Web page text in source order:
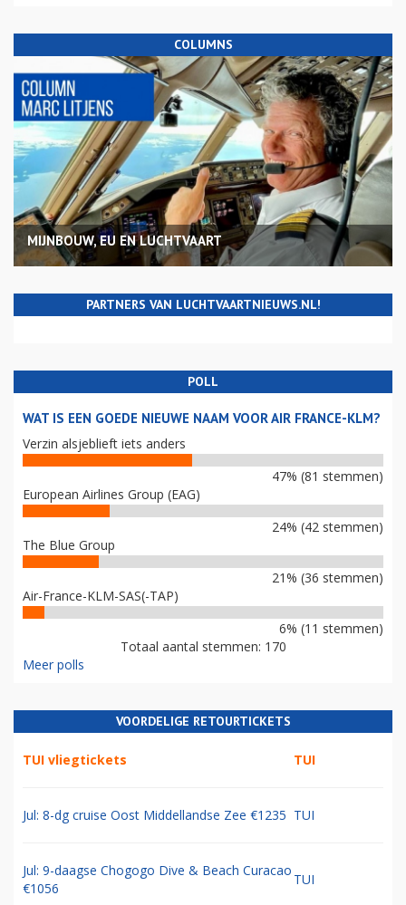
COLUMNS
MIJNBOUW, EU EN LUCHTVAART
PARTNERS VAN LUCHTVAARTNIEUWS.NL!
POLL
WAT IS EEN GOEDE NIEUWE NAAM VOOR AIR FRANCE-KLM?
Verzin alsjeblieft iets anders
47% (81 stemmen)
European Airlines Group (EAG)
24% (42 stemmen)
The Blue Group
21% (36 stemmen)
Air-France-KLM-SAS(-TAP)
6% (11 stemmen)
Totaal aantal stemmen: 170
Meer polls
VOORDELIGE RETOURTICKETS
TUI vliegtickets TUI
Jul: 8-dg cruise Oost Middellandse Zee €1235 TUI
Jul: 9-daagse Chogogo Dive & Beach Curacao
€1056
TUI